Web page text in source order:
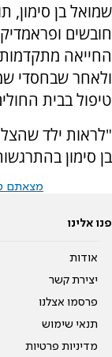
שמואל בן סימון,
חובשים
החייאה מתקדמות
ולאחר שבחסדי
טיפול בבית
"לראות ילד
בן סימון
מצאתם
פנו אלינו
אודות
יצירת קשר
פרסמו אצלנו
תנאי שימוש
מדיניות פרטיות